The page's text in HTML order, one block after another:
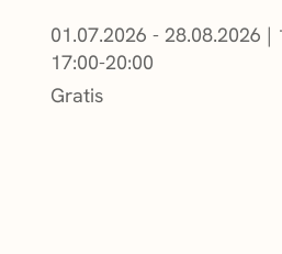
01.07.2026 - 28.08.2026 |
17:00-20:00
Gratis